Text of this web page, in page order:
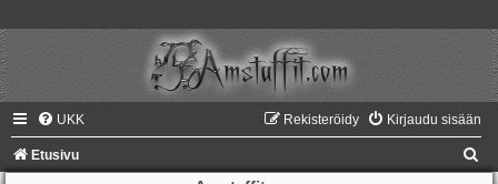
UKK Kirjaudu sisään
Rekisteröidy
Etusivu